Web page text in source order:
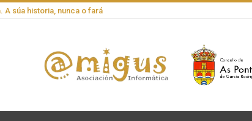
súa historia, nunca o fará